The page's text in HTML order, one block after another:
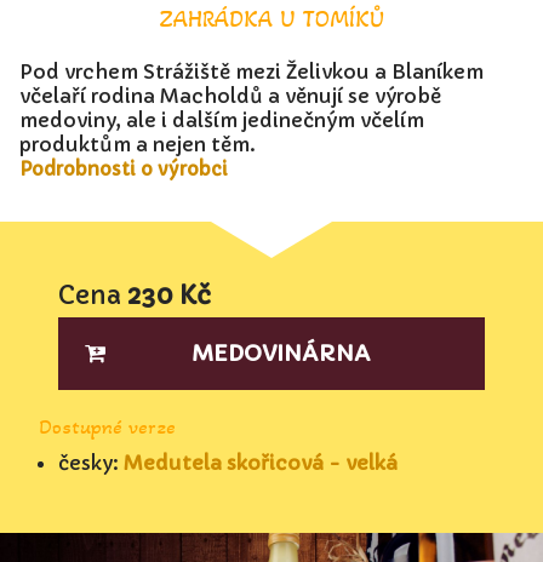
ZAHRÁDKA U TOMÍKŮ
Pod vrchem Strážiště mezi Želivkou a Blaníkem
včelaří rodina Macholdů a věnují se výrobě
medoviny, ale i dalším jedinečným včelím
produktům a nejen těm.
Podrobnosti o výrobci
Cena 230 Kč
MEDOVINÁRNA
Dostupné verze
česky: Medutela skořicová - velká